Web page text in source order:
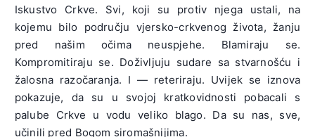
Iskustvo Crkve. Svi, koji su protiv njega ustali, na
kojemu bilo području vjersko-crkvenog života, žanju
pred našim očima neuspjehe. Blamiraju se.
Kompromitiraju se. Doživljuju sudare sa stvarnošću i
žalosna razočaranja. I — reteriraju. Uvijek se iznova
pokazuje, da su u svojoj kratkovidnosti pobacali s
palube Crkve u vodu veliko blago. Da su nas, sve,
učinili pred Bogom siromašnijima.